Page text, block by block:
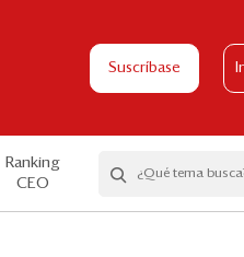
Suscríbase
Ranking
CEO